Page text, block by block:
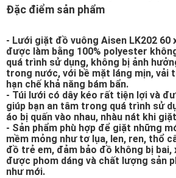
Đặc điểm sản phẩm
- Lưới giặt đồ vuông Aisen LK202 60
được làm bằng 100% polyester
quá trình sử dụng, không bị ảnh
trong nước, với bề mặt láng mịn, vải
hạn chế khả năng bám bẩn.
- Túi lưới có dây kéo rất tiện lợi và
giúp bạn an tâm trong quá trình sử
áo bị quấn vào nhau, nhàu nát khi
- Sản phẩm phù hợp để giặt những
mềm mỏng như tơ lụa, len, ren, thổ
đồ trẻ em, đảm bảo đồ không bị
được phom dáng và chất lượng sản
như mới.